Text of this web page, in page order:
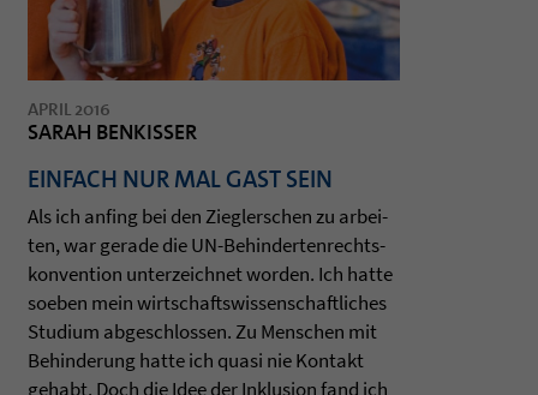
APRIL 2016
SARAH BENKISSER
EINFACH NUR MAL GAST SEIN
Als ich anfing bei den Zieg­ler­schen zu arbei­
ten, war gerade die UN-Behin­der­ten­rechts­
kon­ven­tion unter­zeich­net wor­den. Ich hatte
soeben mein wirt­schafts­wis­sen­schaft­li­ches
Stu­dium abge­schlos­sen. Zu Men­schen mit
Behin­de­rung hatte ich quasi nie Kon­takt
gehabt. Doch die Idee der Inklu­sion fand ich